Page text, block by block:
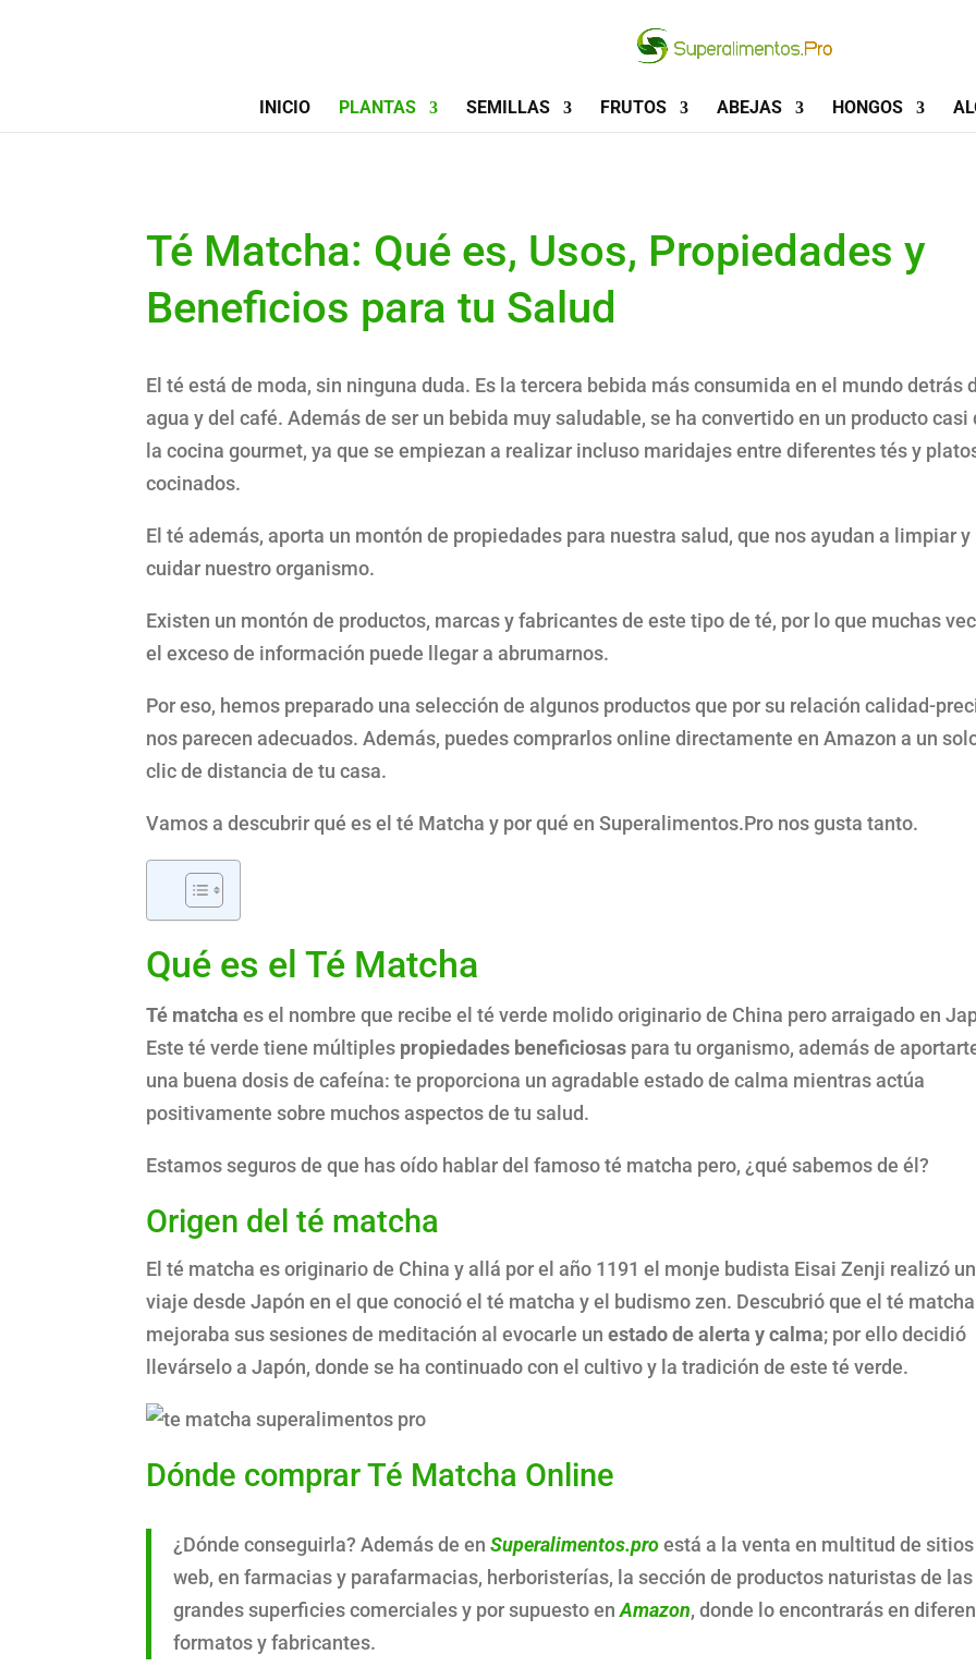
INICIO PLANTAS SEMILLAS FRUTOS ABEJAS HONGOS
Té Matcha: Qué es, Usos, Propiedades y
Beneficios para tu Salud
El té está de moda, sin ninguna duda. Es la tercera bebida más consumida en el mundo detrás
agua y del café. Además de ser un bebida muy saludable, se ha convertido en un producto casi
la cocina gourmet, ya que se empiezan a realizar incluso maridajes entre diferentes tés y
cocinados.
El té además, aporta un montón de propiedades para nuestra salud, que nos ayudan a limpiar y
cuidar nuestro organismo.
Existen un montón de productos, marcas y fabricantes de este tipo de té, por lo que muchas
el exceso de información puede llegar a abrumarnos.
Por eso, hemos preparado una selección de algunos productos que por su relación calidad-
nos parecen adecuados. Además, puedes comprarlos online directamente en Amazon a un
clic de distancia de tu casa.
Vamos a descubrir qué es el té Matcha y por qué en Superalimentos.Pro nos gusta tanto.
Qué es el Té Matcha
Té matcha es el nombre que recibe el té verde molido originario de China pero arraigado en
Este té verde tiene múltiples propiedades beneficiosas para tu organismo, además de
una buena dosis de cafeína: te proporciona un agradable estado de calma mientras actúa
positivamente sobre muchos aspectos de tu salud.
Estamos seguros de que has oído hablar del famoso té matcha pero, ¿qué sabemos de él?
Origen del té matcha
El té matcha es originario de China y allá por el año 1191 el monje budista Eisai Zenji realizó un
viaje desde Japón en el que conoció el té matcha y el budismo zen. Descubrió que el té matcha
mejoraba sus sesiones de meditación al evocarle unestado de alerta y calma; por ello decidió
llevárselo a Japón, donde se ha continuado con el cultivo y la tradición de este té verde.
Dónde comprar Té Matcha Online
¿Dónde conseguirla? Además de enSuperalimentos.proestá a la venta en multitud de sitios
web, en farmacias y parafarmacias, herboristerías, la sección de productos naturistas de las
grandes superficies comerciales y por supuesto enAmazon, donde lo encontrarás en
formatos y fabricantes.